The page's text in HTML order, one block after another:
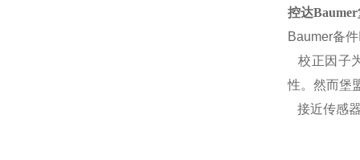
控达
Baumer备
校正因子
性。然而堡
接近传感